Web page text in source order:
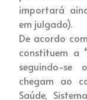
importará
em julgado).
De acordo
constituem a
seguindo-se
chegam ao
Saúde,